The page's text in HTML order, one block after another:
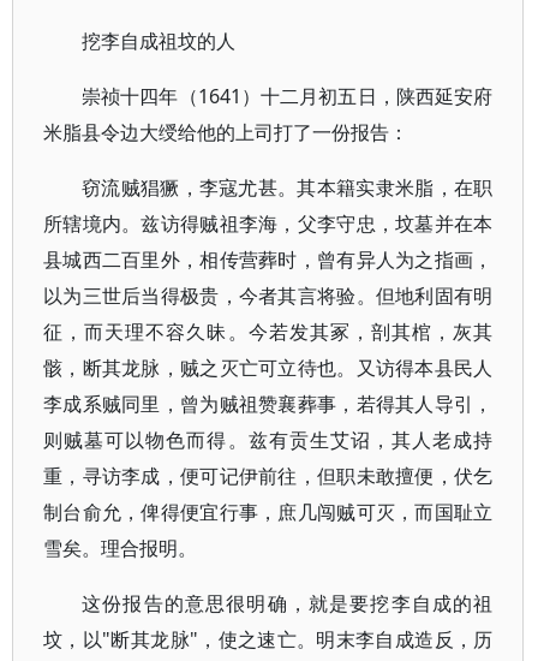
挖李自成祖坟的人
崇祯十四年（1641）十二月初五日，陕西延安府
米脂县令边大绶给他的上司打了一份报告：
窃流贼猖獗，李寇尤甚。其本籍实隶米脂，在职
所辖境内。兹访得贼祖李海，父李守忠，坟墓并在本
县城西二百里外，相传营葬时，曾有异人为之指画，
以为三世后当得极贵，今者其言将验。但地利固有明
征，而天理不容久昧。今若发其冢，剖其棺，灰其
骸，断其龙脉，贼之灭亡可立待也。又访得本县民人
李成系贼同里，曾为贼祖赞襄葬事，若得其人导引，
则贼墓可以物色而得。兹有贡生艾诏，其人老成持
重，寻访李成，便可记伊前往，但职未敢擅便，伏乞
制台俞允，俾得便宜行事，庶几闯贼可灭，而国耻立
雪矣。理合报明。
这份报告的意思很明确，就是要挖李自成的祖
坟，以"断其龙脉"，使之速亡。明末李自成造反，历